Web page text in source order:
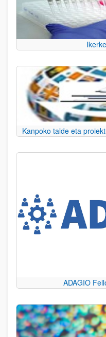
Kanpoko talde eta
ADAGIO